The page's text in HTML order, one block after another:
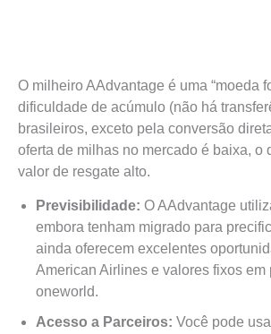
O milheiro AAdvantage é uma “moeda
dificuldade de acúmulo (não há
brasileiros, exceto pela conversão
oferta de milhas no mercado é baixa, o
valor de resgate alto.
Previsibilidade: O AAdvantage
embora tenham migrado para
ainda oferecem excelentes
American Airlines e valores fixos em
oneworld.
Acesso a Parceiros: Você pode